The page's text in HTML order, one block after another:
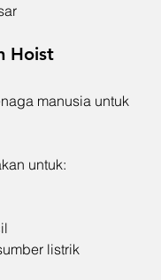
Hoist
manusia untuk
untuk:
listrik